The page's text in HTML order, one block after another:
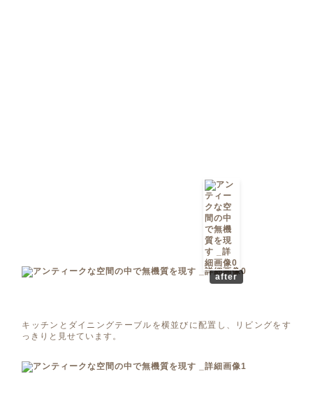
after
キッチンとダイニングテーブルを横並びに配置し、リビングをす
っきりと見せています。